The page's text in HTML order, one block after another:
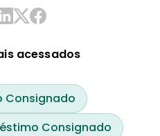
acessados
Consignado
Consignado